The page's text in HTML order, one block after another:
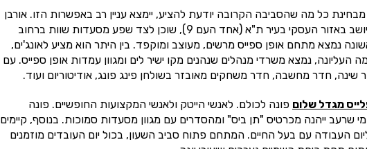
כל מה שהסביבה הקרובה יודעת להציע, יימצא עניין רב באפשרות הזו. אורבן
פלייס מגדל שלום נחשב אטרקטיבי ביותר. המתחם שיושב באזור העסקי בעיר ת"א (אחד העם 9), שוכן לצד שפע מסעדות שוות ברחוב
כ 2 קומות. בקומה הראשונה נמצא מתחם אופן ספייס מרשים, מעוצב ומוקפד. בין היתר הוא מציע לאונג'ים,
נמצא משרדי מנהלים שנהנים מקו ישיר לים ומגוון עמדות אופן ספייס. עם
שינה, חדר מחשבה, חדר משחקים מאובזר בשולחן פינג פונג, אודיטוריום ועוד.
מגדל שלום פונה לכולם. לאנשי הייטק ולאנשי המקצועות החופשיים. פונה
שרעב ייהנה מכרטיס "תן ביס" ומהסדרים עם מגוון מסעדות סמוכות. בנוסף, קיימים
העבודה עם בעל החיים. המתחם פתוח סביב השעון, בכול יום העובדים מוזמנים